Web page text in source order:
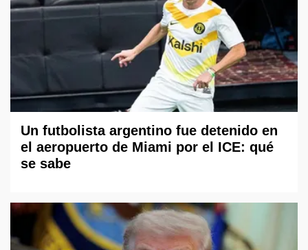
Un futbolista argentino fue detenido en
el aeropuerto de Miami por el ICE: qué
se sabe